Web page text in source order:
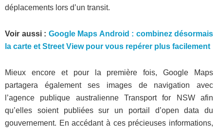
déplacements lors d’un transit.
Voir aussi : Google Maps Android : combinez désormais
la carte et Street View pour vous repérer plus facilement
Mieux encore et pour la première fois, Google Maps
partagera également ses images de navigation avec
l’agence publique australienne Transport for NSW afin
qu’elles soient publiées sur un portail d’open data du
gouvernement. En accédant à ces précieuses informations,